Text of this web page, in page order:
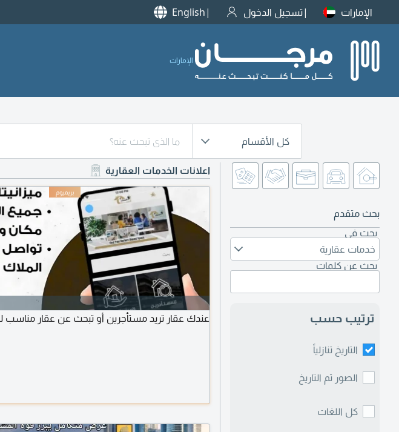
الإمارات تسجيل الدخول English
الإمارات
كل الأقسام
بحث متقدم
بحث في
خدمات عقارية
بحث عن كلمات
ترتيب حسب
التاريخ تنازلياً
الصور ثم التاريخ
كل اللغات
اعلانات الخدمات العقارية
عندك عقار تريد مستأجرين أو تبحث عن عقار مناسب